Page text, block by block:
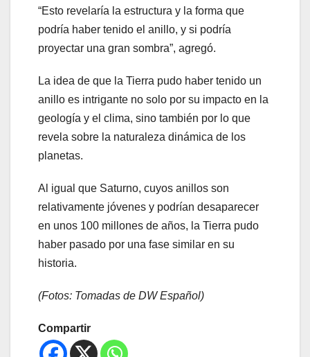
“Esto revelaría la estructura y la forma que
podría haber tenido el anillo, y si podría
proyectar una gran sombra”, agregó.
La idea de que la Tierra pudo haber tenido un
anillo es intrigante no solo por su impacto en la
geología y el clima, sino también por lo que
revela sobre la naturaleza dinámica de los
planetas.
Al igual que Saturno, cuyos anillos son
relativamente jóvenes y podrían desaparecer
en unos 100 millones de años, la Tierra pudo
haber pasado por una fase similar en su
historia.
(Fotos: Tomadas de DW Español)
Compartir